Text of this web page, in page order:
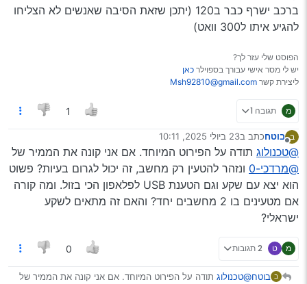
למעשה יש כמה אופציות לטעינה
זה 150 וואט (מטען סטנדרטי צורך כאמור כ60 וואט)
מטען ייעודי לרכב שמטעין מחשב נייד
לוודא שיש לו את הקונקטור המתאים למחשב שלך
בנוסף לקופונים הרגילים
החיסרון שלו הוא שהוא מגיע ל300 וואט (לפחות לפי
מה שרשום שם)
ראיתי בתגובות שבדקו
והוא לא מגיע מעל ל120
זה לא אמור למנוע שריפה של הפיוז ברכב?
ברכב ישרף כבר ב120 (יתכן שזאת הסיבה שאנשים לא הצליחו
להגיע איתו ל300 וואט)
הפוסט שלי עזר לך?
יש לי מסר אישי עבורך בספוילר כאן
ליצירת קשר Msh92810@gmail.com
מ תגובה 1 1
ב
מנותק
בוטחכתב ב23 ביולי 2025, 10:11
נערך לאחרונה על ידי
@טכנולוג תודה על הפירוט המיוחד. אם אני קונה את הממיר של
@מרדכי-0
ונזהר להטעין רק מחשב, זה יכול לגרום בעיות? פשוט
הוא יצא עם שקע וגם הטענת USB לפלאפון הכי בזול. ומה קורה
אם מטעינים בו 2 מחשבים יחד? והאם זה מתאים לשקע
ישראלי?
מ ט 2 תגובות 0
ב בוטח@טכנולוג תודה על הפירוט המיוחד. אם אני קונה את הממיר של